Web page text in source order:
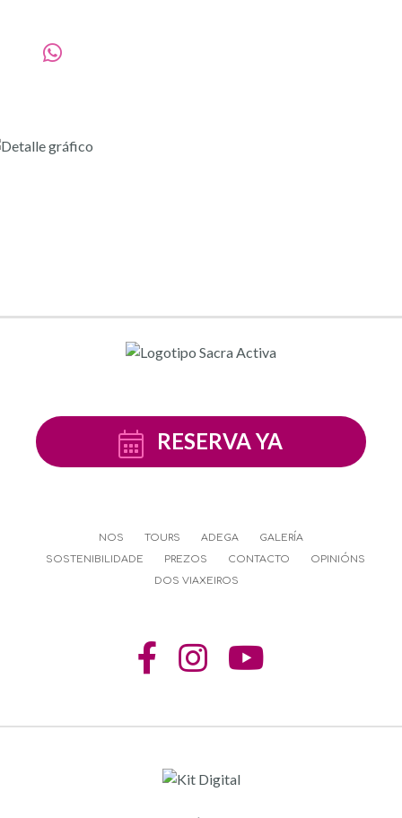
988060306
RESERVA YA
NOS TOURS ADEGA
GALERÍA
SOSTENIBILIDADE
PREZOS CONTACTO
OPINIÓNS
DOS VIAXEIROS